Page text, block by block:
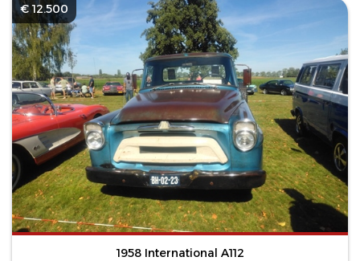
€ 12.500
1958 International A112